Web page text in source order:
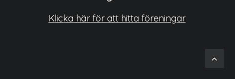
Klicka här för att hitta föreningar